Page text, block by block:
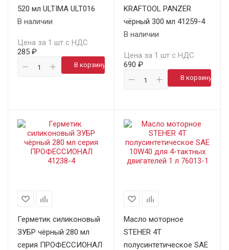
520 мл ULTIMA ULT016
В наличии
Цена за 1 шт с НДС
285 ₽
В корзину
KRAFTOOL PANZER
чёрный 300 мл 41259-4
В наличии
Цена за 1 шт с НДС
690 ₽
В корзину
Герметик силиконовый
ЗУБР чёрный 280 мл
серия ПРОФЕССИОНАЛ
Масло моторное
STEHER 4Т
полусинтетическое SAE